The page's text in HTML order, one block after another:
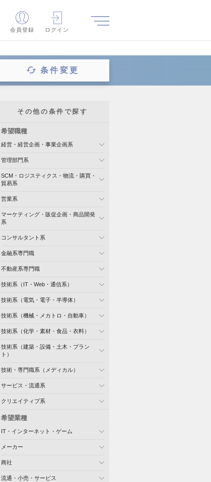
会員登録 ログイン
条件変更
その他の条件で探す
希望職種
経営・経営企画・事業企画系
管理部門系
SCM・ロジスティクス・物流・購買・
貿易系
営業系
マーケティング・販促企画・商品開発
系
コンサルタント系
金融系専門職
不動産系専門職
技術系（IT・Web・通信系）
技術系（電気・電子・半導体）
技術系（機械・メカトロ・自動車）
技術系（化学・素材・食品・衣料）
技術系（建築・設備・土木・プラン
ト）
技術・専門職系（メディカル）
サービス・流通系
クリエイティブ系
希望業種
IT・インターネット・ゲーム
メーカー
商社
流通・小売・サービス